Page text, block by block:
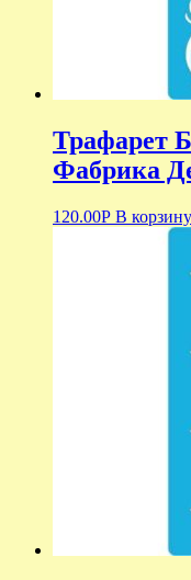
Трафарет
Фабрика
120.00Р В корзину